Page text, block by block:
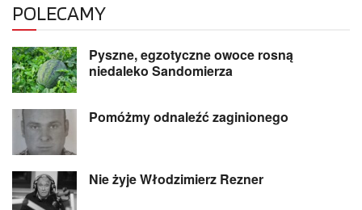
POLECAMY
Pyszne, egzotyczne owoce rosną
niedaleko Sandomierza
Pomóżmy odnaleźć zaginionego
Nie żyje Włodzimierz Rezner